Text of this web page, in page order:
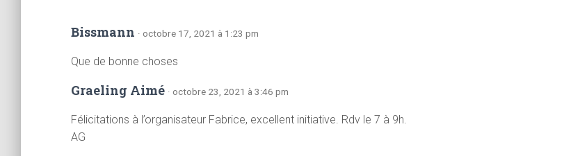
Bissmann · octobre 17, 2021 à 1:23 pm
Que de bonne choses
Graeling Aimé · octobre 23, 2021 à 3:46 pm
Félicitations à l’organisateur Fabrice, excellent initiative. Rdv le 7 à 9h.
AG